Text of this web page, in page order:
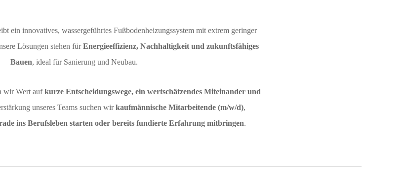
ein innovatives, wassergeführtes Fußbodenheizungssystem mit extrem geringer
Lösungen stehen fürEnergieeffizienz, Nachhaltigkeit und zukunftsfähiges
Bauen, ideal für Sanierung und Neubau.
wir Wert aufkurze Entscheidungswege, ein wertschätzendes Miteinander und
unseres Teams suchen wirkaufmännische Mitarbeitende (m/w/d),
ins Berufsleben starten oder bereits fundierte Erfahrung mitbringen.